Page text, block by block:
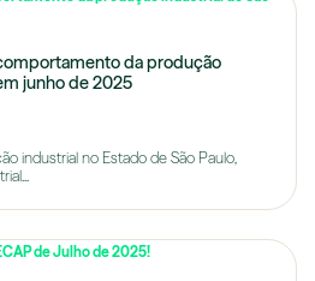
da produção
junho de 2025
industrial no Estado de São Paulo,